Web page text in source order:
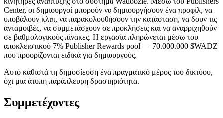
Center, οι δημιουργοί μπορούν να δημιουργήσουν ένα προφίλ, να
υποβάλουν κλιπ, να παρακολουθήσουν την κατάσταση, να δουν τις
ανταμοιβές, να συμμετάσχουν σε προκλήσεις και να αναρριχηθούν
σε βαθμολογικούς πίνακες. Η εργασία πληρώνεται μέσω του
αποκλειστικού 7% Publisher Rewards pool — 70.000.000 $WADZ
που προορίζονται ειδικά για δημιουργούς.
Αυτό καθιστά τη δημοσίευση ένα πραγματικό μέρος του δικτύου,
όχι μια άτυπη παράπλευρη δραστηριότητα.
Συμμετέχοντες